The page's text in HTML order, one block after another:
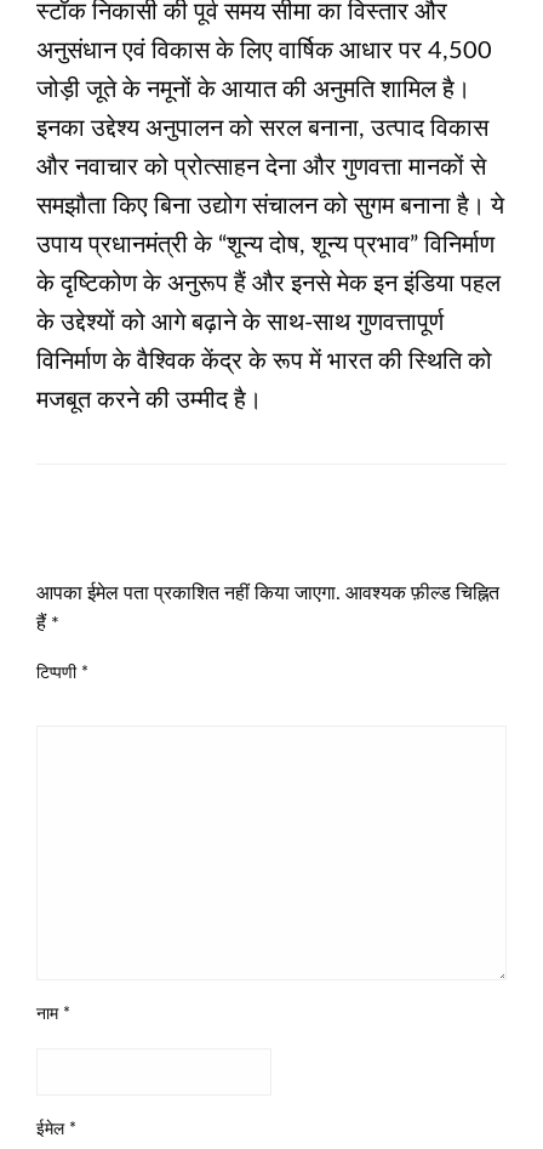
स्टॉक निकासी की पूर्व समय सीमा का विस्तार और
अनुसंधान एवं विकास के लिए वार्षिक आधार पर 4,500
जोड़ी जूते के नमूनों के आयात की अनुमति शामिल है।
इनका उद्देश्य अनुपालन को सरल बनाना, उत्पाद विकास
और नवाचार को प्रोत्साहन देना और गुणवत्ता मानकों से
समझौता किए बिना उद्योग संचालन को सुगम बनाना है। ये
उपाय प्रधानमंत्री के “शून्य दोष, शून्य प्रभाव” विनिर्माण
के दृष्टिकोण के अनुरूप हैं और इनसे मेक इन इंडिया पहल
के उद्देश्यों को आगे बढ़ाने के साथ-साथ गुणवत्तापूर्ण
विनिर्माण के वैश्विक केंद्र के रूप में भारत की स्थिति को
मजबूत करने की उम्मीद है।
आपका ईमेल पता प्रकाशित नहीं किया जाएगा. आवश्यक फ़ील्ड चिह्नित
हैं *
टिप्पणी *
नाम *
ईमेल *